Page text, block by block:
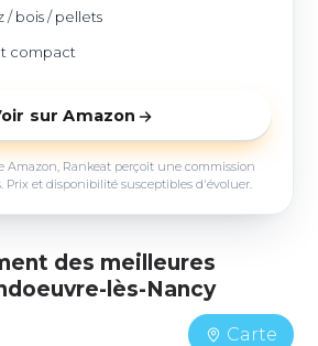
/ bois / pellets
compact
sur Amazon
Amazon, Rankeat perçoit une commission
Prix et disponibilité susceptibles d'évoluer.
des meilleures
lès-Nancy
Carte